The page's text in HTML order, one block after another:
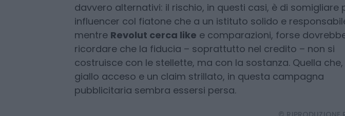
dall’ABC della buona comunicazione: sobrietà, rispetto,
no, anche un filo di classe. Soprattutto quando ci si rivolge
giovani. Perché non basta vestirsi da “banca nuova” per
davvero alternativi: il rischio, in questi casi, è di somigliare
influencer col fiatone che a un istituto solido e
mentreRevolut cerca likee comparazioni, forse dovrebbe
ricordare che la fiducia – soprattutto nel credito – non si
costruisce con le stellette, ma con la sostanza. Quella che,